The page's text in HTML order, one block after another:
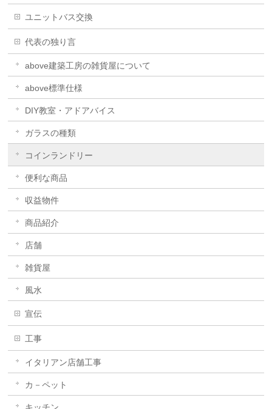
ユニットバス交換
代表の独り言
above建築工房の雑貨屋について
above標準仕様
DIY教室・アドアバイス
ガラスの種類
コインランドリー
便利な商品
収益物件
商品紹介
店舗
雑貨屋
風水
宣伝
工事
イタリアン店舗工事
カ－ペット